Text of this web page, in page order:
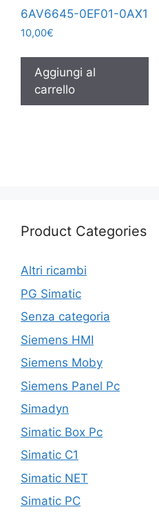
6AV6645-0EF01-0AX1
10,00€
Aggiungi al
carrello
Product Categories
Altri ricambi
PG Simatic
Senza categoria
Siemens HMI
Siemens Moby
Siemens Panel Pc
Simadyn
Simatic Box Pc
Simatic C1
Simatic NET
Simatic PC